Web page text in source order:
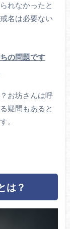
れなかったと
名は必要ない
の問題です
お坊さんは呼
疑問もあると
。
は？